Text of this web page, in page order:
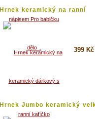
Hrnek keramický na ranní
kafíčko
399 Kč
Hrnek Jumbo keramický